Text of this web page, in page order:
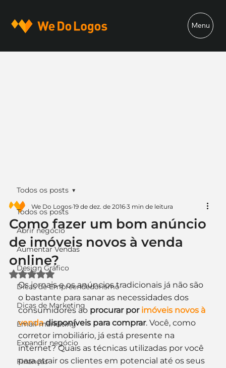
Menu
Todos os posts
Abrir negócio
Aumentar Vendas
Design Gráfico
Dicas de Empreendedorismo
Dicas de Marketing
Email marketing
Expandir negócio
Finanças
Todos os posts
Como fazer um bom anúncio
de imóveis novos à venda
online?
We Do Logos 19 de dez. de 2016 3 min de leitura
Avaliado com NaN de 5 estrelas.
Os jornais e os anúncios tradicionais já não são
o bastante para sanar as necessidades dos
consumidores ao procurar por imóveis novos à
venda disponíveis para comprar. Você, como
corretor imobiliário, já está presente na
internet? Quais as técnicas utilizadas por você
para atrair os clientes em potencial até os seus